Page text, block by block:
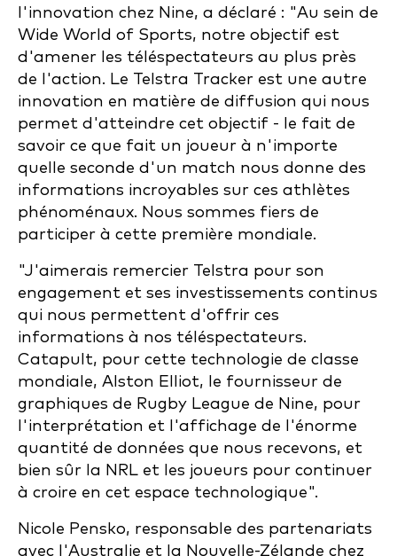
l'innovation chez Nine, a déclaré : "Au sein de
Wide World of Sports, notre objectif est
d'amener les téléspectateurs au plus près
de l'action. Le Telstra Tracker est une autre
innovation en matière de diffusion qui nous
permet d'atteindre cet objectif - le fait de
savoir ce que fait un joueur à n'importe
quelle seconde d'un match nous donne des
informations incroyables sur ces athlètes
phénoménaux. Nous sommes fiers de
participer à cette première mondiale.
"J'aimerais remercier Telstra pour son
engagement et ses investissements continus
qui nous permettent d'offrir ces
informations à nos téléspectateurs.
Catapult, pour cette technologie de classe
mondiale, Alston Elliot, le fournisseur de
graphiques de Rugby League de Nine, pour
l'interprétation et l'affichage de l'énorme
quantité de données que nous recevons, et
bien sûr la NRL et les joueurs pour continuer
à croire en cet espace technologique".
Nicole Pensko, responsable des partenariats
avec l'Australie et la Nouvelle-Zélande chez